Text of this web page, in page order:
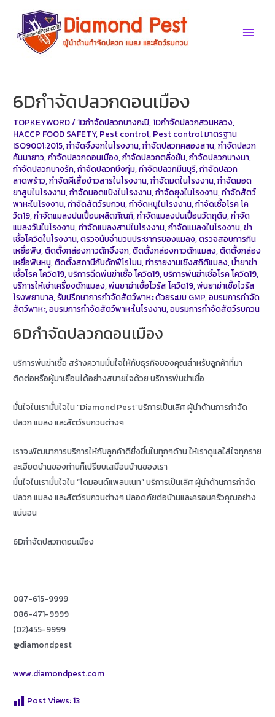
content
Main
6Dกำจัดปลวกดอนเมือง
TOPKEYWORD/1Dกำจัดปลวกบางกะปิ,1Dกำจัดปลวกสวนหลวง,
HACCP FOOD SAFETY, Pest control, Pest control มาตรฐาน
ISO9001:2015,กำจัดจิ้งจกในโรงงาน,กำจัดปลวกคลองสาน,กำจัดปลวก
คันนายาว,กำจัดปลวกดอนเมือง,กำจัดปลวกตลิ่งชัน,กำจัดปลวกบางนา,
กำจัดปลวกบางรัก,กำจัดปลวกบึงกุ่ม,กำจัดปลวกมีนบุรี,กำจัดปลวก
ลาดพร้าว,กำจัดผีเสื้อข้าวสารในโรงงาน,กำจัดมดในโรงงาน,กำจัดมอด
ยาสูบในโรงงาน,กำจัดมอดแป้งในโรงงาน,กำจัดยุงในโรงงาน,กำจัดสัตว์
พาหะในโรงงาน,กำจัดสัตว์รบกวน,กำจัดหนูในโรงงาน,กำจัดเชื้อโรค โค
วิด19,กำจัดแมลงปนเปื้อนผลิตภัณฑ์,กำจัดแมลงปนเปื้อนวัตถุดิบ,กำจัด
แมลงวันในโรงงาน,กำจัดแมลงสาปในโรงงาน,กำจัดแมลงในโรงงาน,ฆ่า
เชื้อโควิดในโรงงาน,ตรวจนับจำนวนประชากรของแมลง,ตรวจสอบการกิน
เหยื่อพิษ,ติดตั้งกล่องกาวดักจิ้งจก,ติดตั้งกล่องกาวดักแมลง,ติดตั้งกล่อง
เหยื่อพิษหนู,ติดตั้งสถานีกับดักฟีโรโมน,ทำรายงานเชิงสถิติแมลง,น้ำยาฆ่า
เชื้อโรค โควิด19,บริการฉีดพ่นฆ่าเชื้อ โควิด19,บริการพ่นฆ่าเชิ้อโรค โควิด19,
บริการให้เช่าเครื่องดักแมลง,พ่นยาฆ่าเชื้อไวรัส โควิด19,พ่นยาฆ่าเชื้อไวรัส
โรงพยาบาล,รับปรึกษาการกำจัดสัตว์พาหะ ด้วยระบบ GMP,อบรมการกำจัด
สัตว์พาหะ,อบรมการกำจัดสัตว์พาหะในโรงงาน,อบรมการกำจัดสัตว์รบกวน
6Dกำจัดปลวกดอนเมือง
บริการพ่นฆ่าเชื้อ สร้างความมั่นใจให้กับธุรกิจของคุณสำหรับลูกค้าที่มา
ติดต่อหรือผู้มาเยือนได้อย่างสบายใจด้วย บริการพ่นฆ่าเชื้อ
มั่นใจในเรามั่นใจใน “Diamond Pest”บริการเป็นเลิศ ผู้นำด้านการกำจัด
ปลวก แมลง และสัตว์รบกวนต่างๆ
เราจะพัฒนาการบริการให้กับลูกค้าดียิ่งขึ้นในทุกๆด้าน ให้เราดูแลใส่ใจทุกราย
ละเอียดบ้านของท่านก็เปรียบเสมือนบ้านของเรา
มั่นใจในเรามั่นใจใน “ไดมอนด์แพลนเนท” บริการเป็นเลิศ ผู้นำด้านการกำจัด
ปลวก แมลง และสัตว์รบกวนต่างๆ ปลอดภัยต่อบ้านและครอบครัวคุณอย่าง
แน่นอน
6Dกำจัดปลวกดอนเมือง
087-615-9999
086-471-9999
(02)455-9999
@diamondpest
www.diamondpest.com
Post Views:13